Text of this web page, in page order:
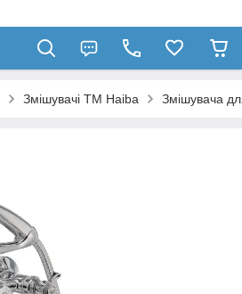
Змішувачі ТМ Haiba Змішувача